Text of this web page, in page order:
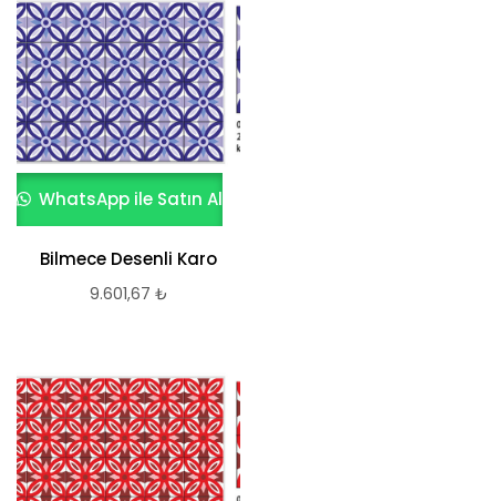
WhatsApp ile Satın Al
Bilmece Desenli Karo
9.601,67 ₺